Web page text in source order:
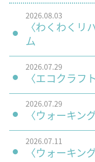
2026.08.03
〈わくわくリ
ム
2026.07.29
〈エコクラフ
2026.07.29
〈ウォーキン
2026.07.11
〈ウォーキン